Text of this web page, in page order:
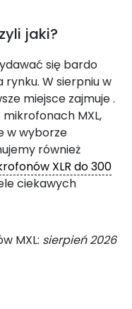
jaki?
się bardo
rynku. W sierpniu w
miejsce zajmuje.
MXL,
w wyborze
również
XLR do 300
ciekawych
MXL: sierpień 2026